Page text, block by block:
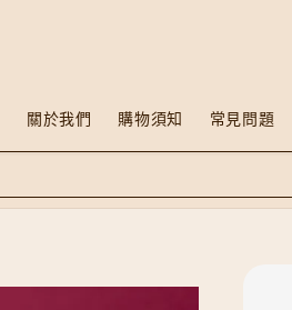
關於我們 購物須知 常見問題